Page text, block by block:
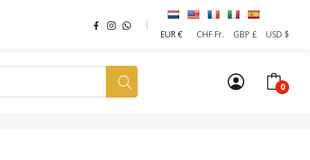
EUR €
CHF Fr. GBP £ USD $
0